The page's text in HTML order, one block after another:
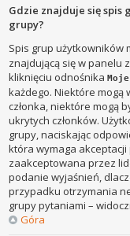
Gdzie znajduje się spis
grupy?
Spis grup użytkowników
znajdującą się w panelu
kliknięciu odnośnika
każdego. Niektóre mogą
członka, niektóre mogą
ukrytych członków.
grupy, naciskając
która wymaga akceptacji
zaakceptowana przez
podanie wyjaśnień,
przypadku otrzymania
grupy pytaniami –
Góra